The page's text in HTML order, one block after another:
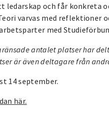
ledarskap och får konkreta
varvas med
med
antalet platser har
är även deltagare från
14 september.
här.